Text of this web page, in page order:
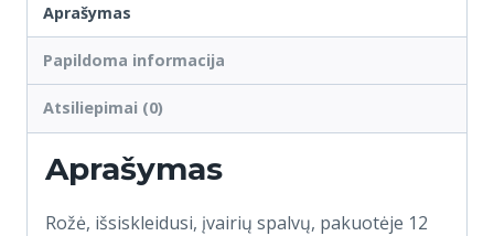
Aprašymas
Papildoma informacija
Atsiliepimai (0)
Aprašymas
Rožė, išsiskleidusi, įvairių spalvų, pakuotėje 12